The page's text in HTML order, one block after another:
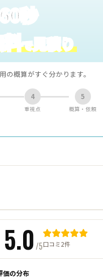
秒
で見積り
の概算がすぐ分かります。
4
重視点
5
概算・依頼
5.0/5口コミ2件
価の分布